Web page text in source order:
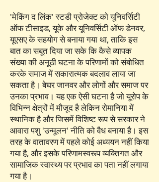
'मेकिंग द लिंक' स्टडी प्रोजेक्ट को यूनिवर्सिटी
ऑफ टीसाइड, यूके और यूनिवर्सिटी ऑफ डेनवर,
यूएसए के सहयोग से बनाया गया था, ताकि इस
बात का सबूत दिया जा सके कि कैसे व्यापक
संख्या की अनूठी घटना के परिणामों को संबोधित
करके समाज में सकारात्मक बदलाव लाया जा
सकता है। बेघर जानवर और लोगों और समाज पर
उनका प्रभाव। यह एक ऐसी घटना है जो यूरोप के
विभिन्न क्षेत्रों में मौजूद है लेकिन रोमानिया में
स्थानिक है और जिसमें विशिष्ट रूप से सरकार ने
आवारा पशु 'उन्मूलन' नीति को वैध बनाया है। इस
तरह के वातावरण में पहले कोई अध्ययन नहीं किया
गया है, और इसके परिणामस्वरूप व्यक्तिगत और
सामाजिक स्वास्थ्य पर प्रभाव का पता नहीं लगाया
गया है।